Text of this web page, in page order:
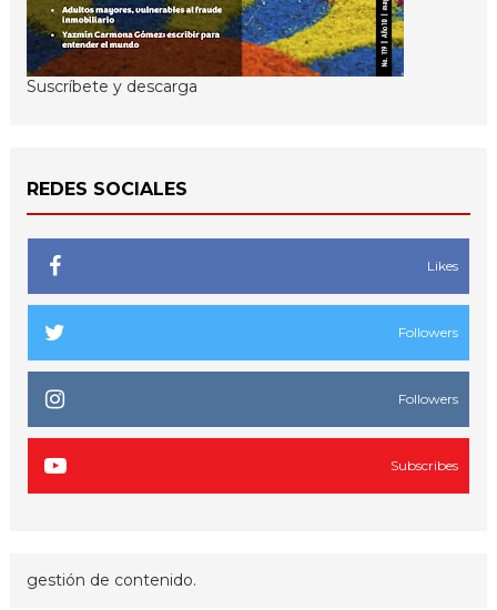
Suscríbete y descarga
REDES SOCIALES
Likes
Followers
Followers
Subscribes
gestión de contenido.